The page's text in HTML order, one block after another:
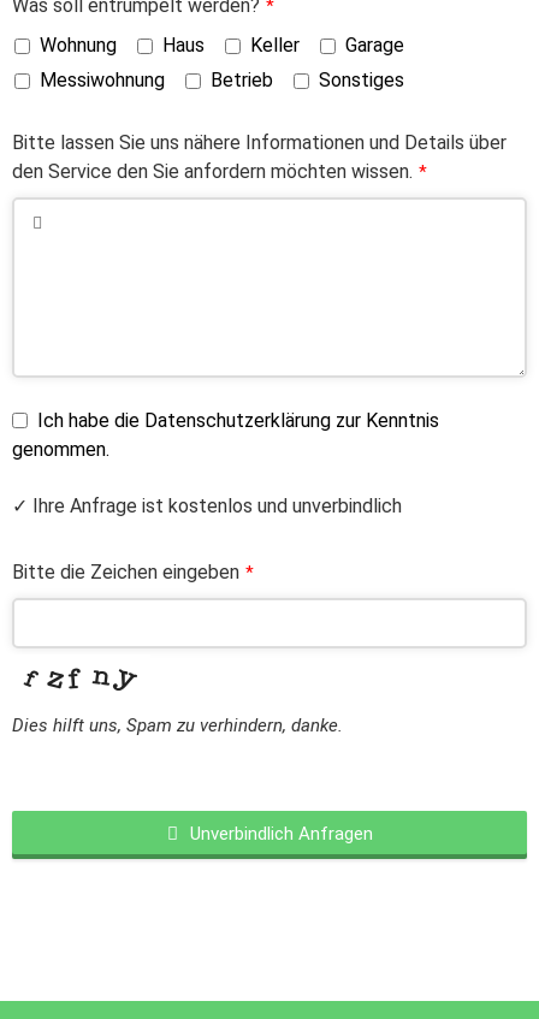
Was soll entrümpelt werden? *
Wohnung Haus Keller
Garage
Messiwohnung
Betrieb Sonstiges
Bitte lassen Sie uns nähere Informationen und Details über
den Service den Sie anfordern möchten wissen. *
Ich habe die Datenschutzerklärung zur Kenntnis
genommen.
✓ Ihre Anfrage ist kostenlos und unverbindlich
Bitte die Zeichen eingeben *
Dies hilft uns, Spam zu verhindern, danke.
Unverbindlich Anfragen
left